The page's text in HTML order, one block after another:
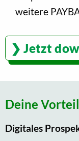
weitere
Jetzt
Deine
Digitales